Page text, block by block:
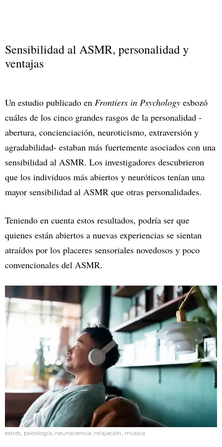
Sensibilidad al ASMR, personalidad y
ventajas
Un estudio publicado en Frontiers in Psychology esbozó
cuáles de los cinco grandes rasgos de la personalidad -
abertura, concienciación, neuroticismo, extraversión y
agradabilidad- estaban más fuertemente asociados con una
sensibilidad al ASMR. Los investigadores descubrieron
que los individuos más abiertos y neuróticos tenían una
mayor sensibilidad al ASMR que otras personalidades.
Teniendo en cuenta estos resultados, podría ser que
quienes están abiertos a nuevas experiencias se sientan
atraídos por los placeres sensoriales novedosos y poco
convencionales del ASMR.
estrés, psicología, neurociencia, relajación, música